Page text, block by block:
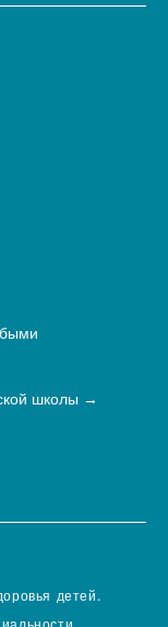
школы
детей.